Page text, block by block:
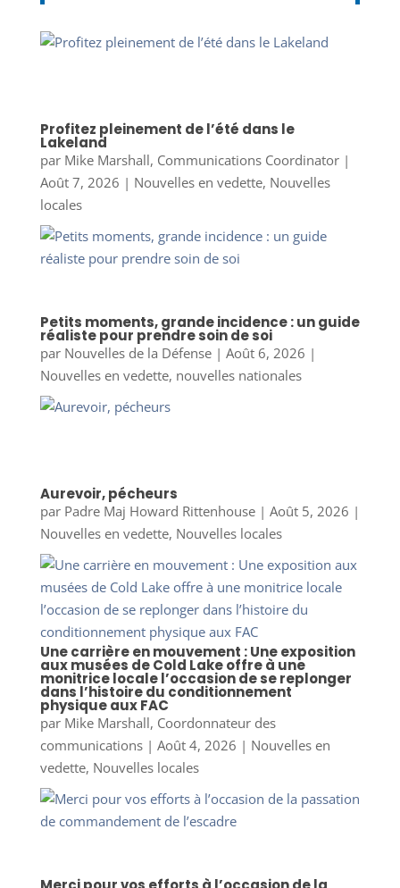
Profitez pleinement de l’été dans le
Lakeland
par Mike Marshall, Communications Coordinator|
Août 7, 2026 | Nouvelles en vedette, Nouvelles
locales
Petits moments, grande incidence : un guide
réaliste pour prendre soin de soi
par Nouvelles de la Défense| Août 6, 2026 |
Nouvelles en vedette, nouvelles nationales
Aurevoir, pécheurs
par Padre Maj Howard Rittenhouse| Août 5, 2026 |
Nouvelles en vedette, Nouvelles locales
Une carrière en mouvement : Une exposition
aux musées de Cold Lake offre à une
monitrice locale l’occasion de se replonger
dans l’histoire du conditionnement
physique aux FAC
par Mike Marshall, Coordonnateur des
communications| Août 4, 2026 | Nouvelles en
vedette, Nouvelles locales